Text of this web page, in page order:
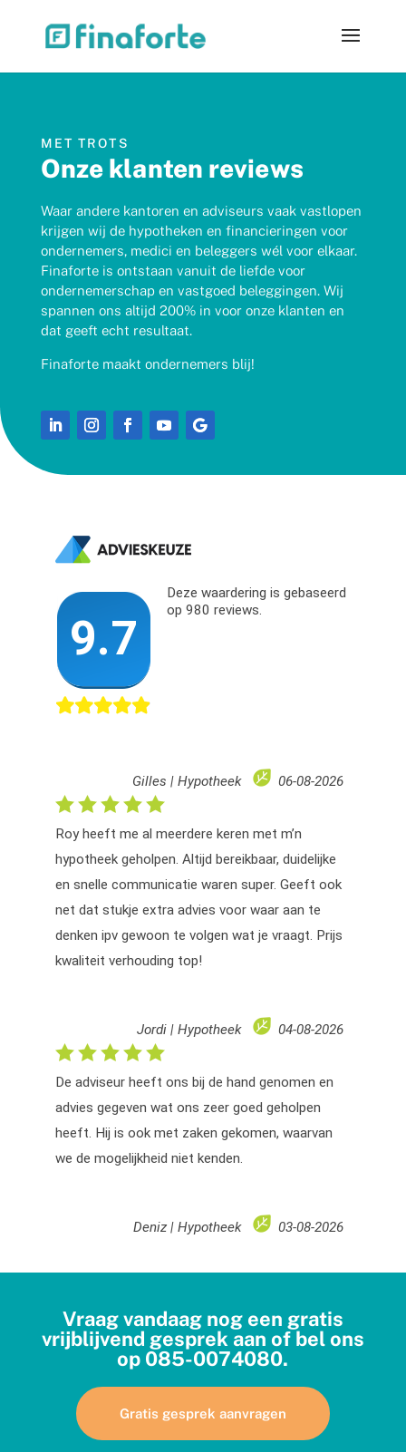
MET TROTS
Onze klanten reviews
Waar andere kantoren en adviseurs vaak vastlopen
krijgen wij de hypotheken en financieringen voor
ondernemers, medici en beleggers wél voor elkaar.
Finaforte is ontstaan vanuit de liefde voor
ondernemerschap en vastgoed beleggingen. Wij
spannen ons altijd 200% in voor onze klanten en
dat geeft echt resultaat.
Finaforte maakt ondernemers blij!
Vraag vandaag nog een gratis
vrijblijvend gesprek aan of bel ons
op 085-0074080.
Gratis gesprek aanvragen